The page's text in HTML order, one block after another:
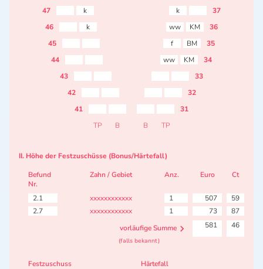
47
k k
37
46
k ww KM
36
45
f BM
35
44
ww KM
34
43
33
42
32
41
31
TP
B B TP
II. Höhe der Festzuschüsse (Bonus/Härtefall)
Befund
Nr.
Zahn / Gebiet Anz. Euro Ct
2.1 xxxxxxxxxxxx 1 507
59
2.7
xxxxxxxxxxxx 1 73
87
vorläufige Summe
581 46
(falls bekannt)
Festzuschuss
Härtefall